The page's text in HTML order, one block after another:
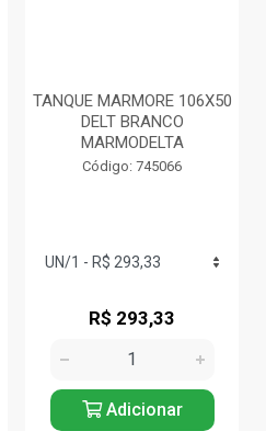
TANQUE MARMORE 106X50
DELT BRANCO
MARMODELTA
Código: 745066
R$ 293,33
Adicionar